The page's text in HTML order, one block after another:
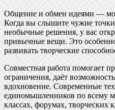
Общение и обмен идеями —
Когда вы слышите чужие точки
необычные решения, у вас
привычные вещи. Это
развивать творческие
Совместная работа помогает
ограничения, даёт
вдохновение. Современные
единомышленников по всему
классах, форумах, творческих